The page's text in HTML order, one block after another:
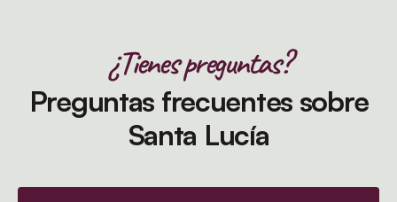
¿Tienes preguntas?
Preguntas frecuentes sobre
Santa Lucía